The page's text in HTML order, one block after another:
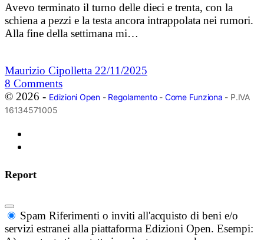
Avevo terminato il turno delle dieci e trenta, con la
schiena a pezzi e la testa ancora intrappolata nei rumori.
Alla fine della settimana mi…
Maurizio Cipolletta 22/11/2025
8 Comments
© 2026 - Edizioni Open- Regolamento- Come Funziona - P.IVA
16134571005
Report
Spam Riferimenti o inviti all'acquisto di beni e/o
servizi estranei alla piattaforma Edizioni Open. Esempi: